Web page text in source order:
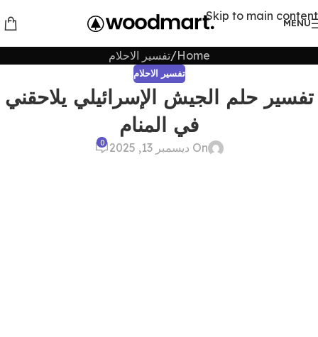
Skip to main content
MENU
Home تفسير الاحلام
تفسير الاحلام
تفسير حلم الجيش الإسرائيلي يلاحقني
في المنام
On ديسمبر 13, 2025 0